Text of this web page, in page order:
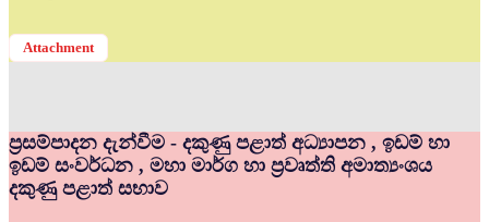
Attachment
ප්‍රසම්පාදන දැන්වීම - දකුණු පළාත් අධ්‍යාපන , ඉඩම් හා
ඉඩම් සංවර්ධන , මහා මාර්ග හා ප්‍රවෘත්ති අමාත්‍යංශය
දකුණු පළාත් සභාව